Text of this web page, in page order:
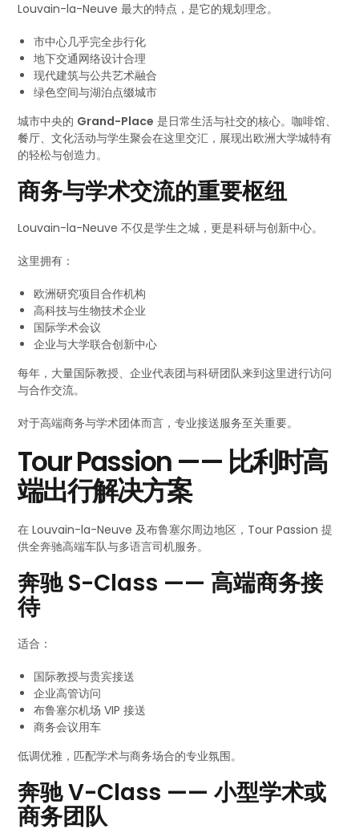
Louvain-la-Neuve 最大的特点，是它的规划理念。
市中心几乎完全步行化
地下交通网络设计合理
现代建筑与公共艺术融合
绿色空间与湖泊点缀城市
城市中央的 Grand-Place 是日常生活与社交的核心。咖啡馆、
餐厅、文化活动与学生聚会在这里交汇，展现出欧洲大学城特有
的轻松与创造力。
商务与学术交流的重要枢纽
Louvain-la-Neuve 不仅是学生之城，更是科研与创新中心。
这里拥有：
欧洲研究项目合作机构
高科技与生物技术企业
国际学术会议
企业与大学联合创新中心
每年，大量国际教授、企业代表团与科研团队来到这里进行访问
与合作交流。
对于高端商务与学术团体而言，专业接送服务至关重要。
Tour Passion —— 比利时高
端出行解决方案
在 Louvain-la-Neuve 及布鲁塞尔周边地区，Tour Passion 提
供全奔驰高端车队与多语言司机服务。
奔驰 S-Class —— 高端商务接
待
适合：
国际教授与贵宾接送
企业高管访问
布鲁塞尔机场 VIP 接送
商务会议用车
低调优雅，匹配学术与商务场合的专业氛围。
奔驰 V-Class —— 小型学术或
商务团队